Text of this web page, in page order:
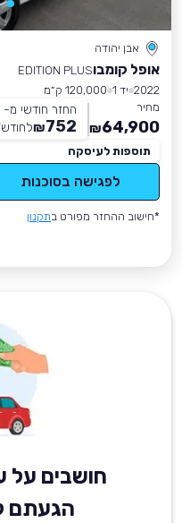
אבן יהודה
אופל קומבוEDITION PLUS
2022 יד 1
120,000 ק״מ
מחיר
64,900
₪
החזר חודשי מ-
752
₪לחודש
תוספות לעיסקה
לפגישה בסוכנות
*חישוב ההחזר מפורט בתקנון
חושבים על
הגעתם